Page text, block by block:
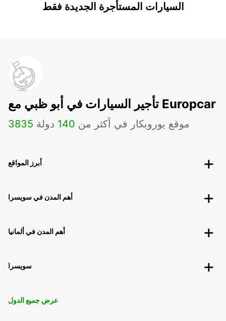
السيارات المستأجرة الجديدة فقط
تأجير السيارات في أبو ظبي مع Europcar
3835 موقع يوروبكار في أكثر من 140 دولة
أبرز المواقع
أهم المدن في سويسرا
أهم المدن في ألمانيا
سويسرا
عرض جميع الدول